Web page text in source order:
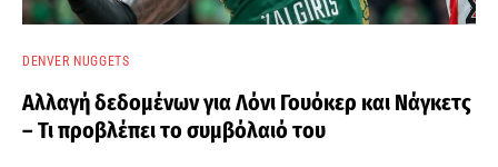
DENVER NUGGETS
Αλλαγή δεδομένων για Λόνι Γουόκερ και Νάγκετς
– Τι προβλέπει το συμβόλαιό του